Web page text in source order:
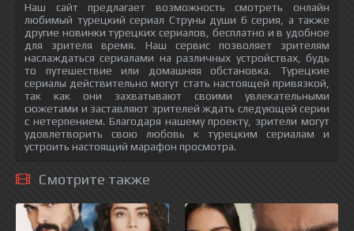
Наш сайт предлагает возможность смотреть онлайн
любимый турецкий сериал Струны души 6 серия, а также
другие новинки турецких сериалов, бесплатно и в удобное
для зрителя время. Наш сервис позволяет зрителям
наслаждаться сериалами на различных устройствах, будь
то путешествие или домашняя обстановка. Турецкие
сериалы действительно могут стать настоящей привязкой,
так как они захватывают своими увлекательными
сюжетами и заставляют зрителей ждать следующей серии
с нетерпением. Благодаря нашему проекту, зрители могут
удовлетворить свою любовь к турецким сериалам и
устроить настоящий марафон просмотра.
Смотрите также